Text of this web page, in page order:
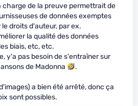
de la preuve permettrait de
de données exemptes
droits d'auteur, par ex.
la qualité des données
biais, etc, etc.
y'a pas besoin de s'entraîner sur
de Madonna
.
a bien été arrêté, donc ça
sont possibles.